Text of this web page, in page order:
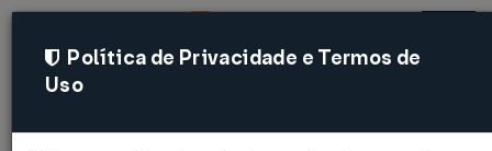
Acessar
Política de Privacidade e Termos de
Uso